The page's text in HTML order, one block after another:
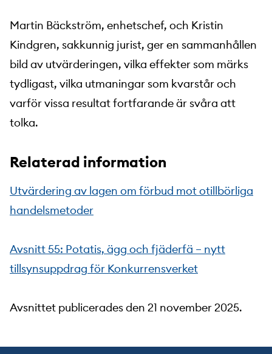
Martin Bäckström, enhetschef, och Kristin
Kindgren, sakkunnig jurist, ger en sammanhållen
bild av utvärderingen, vilka effekter som märks
tydligast, vilka utmaningar som kvarstår och
varför vissa resultat fortfarande är svåra att
tolka.
Relaterad information
Utvärdering av lagen om förbud mot otillbörliga
handelsmetoder
Avsnitt 55: Potatis, ägg och fjäderfä – nytt
tillsynsuppdrag för Konkurrensverket
Avsnittet publicerades den 21 november 2025.